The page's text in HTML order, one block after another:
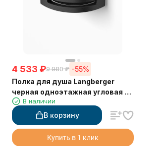
4 533 ₽9 980 ₽ -55%
Полка для душа Langberger
черная одноэтажная угловая с
пластиком 75660-BPC
В наличии
В корзину
Купить в 1 клик